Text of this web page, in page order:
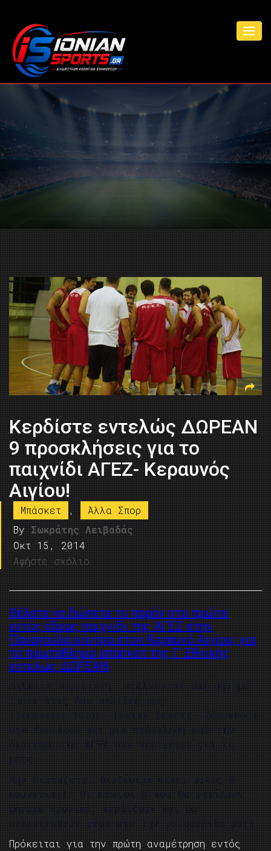
Κερδίστε εντελώς ΔΩΡΕΑΝ
9 προσκλήσεις για το
παιχνίδι ΑΓΕΖ- Κεραυνός
Αιγίου!
Μπάσκετ ,
Άλλα Σπορ
By Σωκράτης Λειβαδάς
Οκτ 15, 2014
Αφήστε σχόλιο
Θέλετε να δώσετε το παρόν στο πρώτο
εντός έδρας παιχνίδι της ΑΓΕΖ στην
Παναγούλα κόντρα στον Κεραυνό Αιγίου, για
το πρωτάθλημα μπάσκετ της Γ’ Εθνικής
εντελώς ΔΩΡΕΑΝ;
Δηλώστε συμμετοχή, στέλνοντάς μας μήνυμα
inbox στις δύο σελίδες μας
(ioniansports.gr- Ιόνιαν Σπορτς- Ζάκυνθος)
στο facebook και μια πρόσκληση από την
διοίκηση της ΑΓΕΖ σας περιμένει για το
ματς.
Μην διστάζετε… διαθέσιμα είναι μόλις 9
κομμάτια!!! Οι πρώτοι 9 που θα στείλουν
μήνυμα χρονικά, κερδίζουν και θα
ανακοινωθούν μέσα από την ιστοσελίδα μας!
Πρόκειται για την πρώτη αναμέτρηση εντός